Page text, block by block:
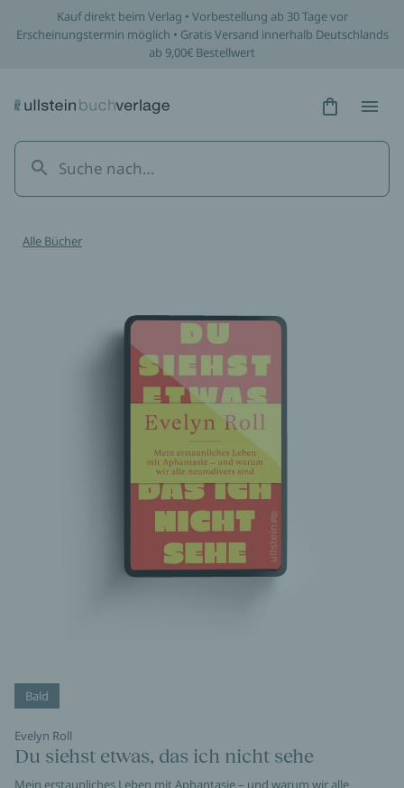
Kauf direkt beim Verlag • Vorbestellung ab 30 Tage vor
Erscheinungstermin möglich • Gratis Versand innerhalb Deutschlands
ab 9,00€ Bestellwert
Hidden
Alle Bücher
Bald
Evelyn Roll
Du siehst etwas, das ich nicht sehe
Mein erstaunliches Leben mit Aphantasie – und warum wir alle